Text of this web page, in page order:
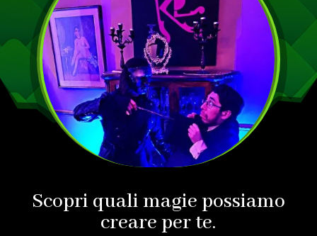
Scopri quali magie possiamo
creare per te.